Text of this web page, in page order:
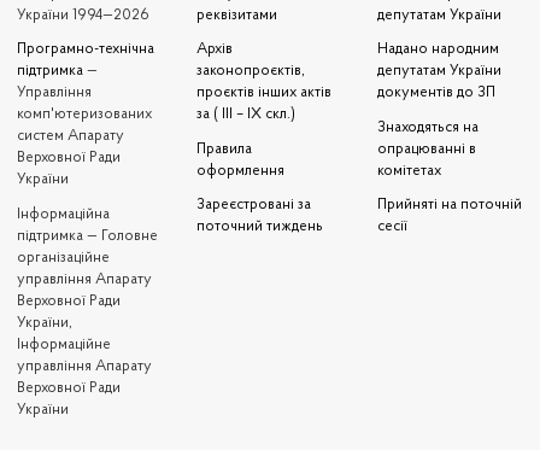
України 1994—2026
Програмно-технічна
підтримка —
Управління
комп'ютеризованих
систем Апарату
Верховної Ради
України
Iнформаційна
підтримка — Головне
організаційне
управління Апарату
Верховної Ради
України,
Інформаційне
управління Апарату
Верховної Ради
України
реквізитами
Архів
законопроєктів,
проєктів інших актів
за ( III – IX скл.)
Правила
оформлення
Зареєстровані за
поточний тиждень
депутатам України
Надано народним
депутатам України
документів до ЗП
Знаходяться на
опрацюванні в
комітетах
Прийняті на поточній
сесії